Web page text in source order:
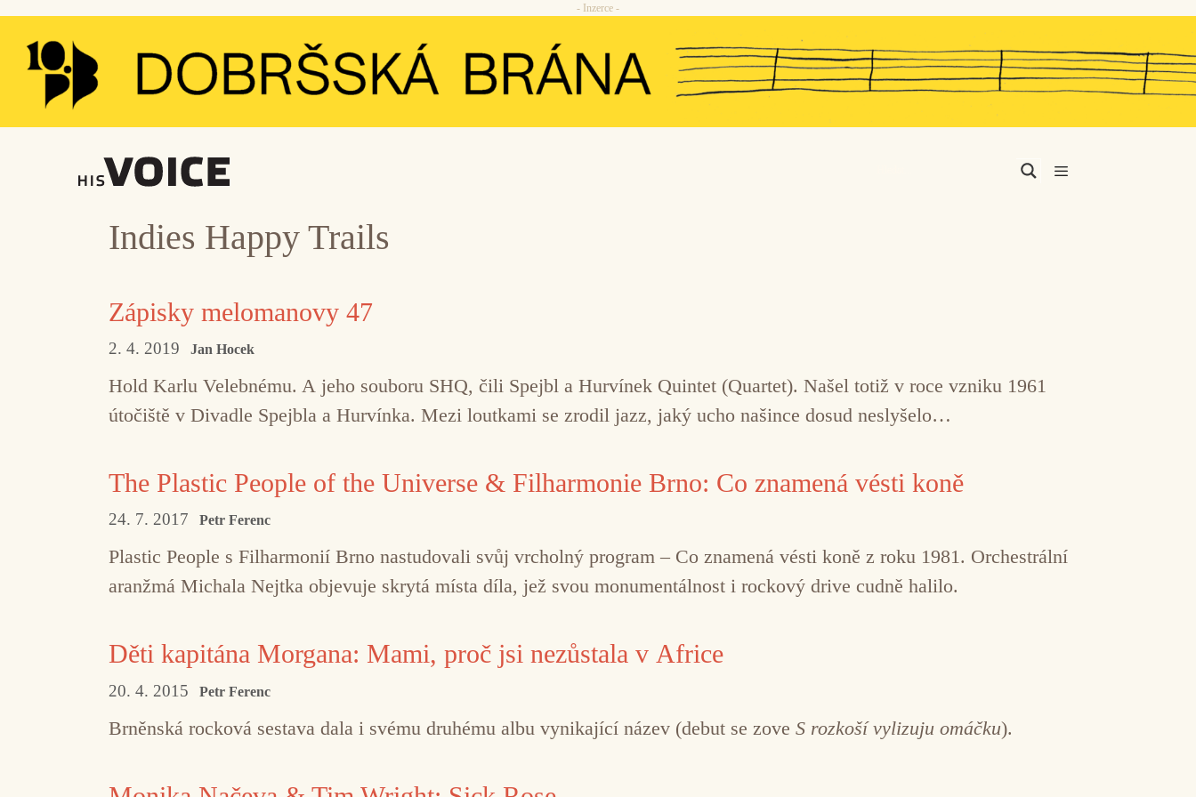
Přeskočit
obsah
- Inzerce -
Indies Happy Trails
Zápisky melomanovy 47
2. 4. 2019 Jan Hocek
Hold Karlu Velebnému. A jeho souboru SHQ, čili Spejbl a Hurvínek Quintet (Quartet). Našel totiž v roce vzniku 1961
útočiště v Divadle Spejbla a Hurvínka. Mezi loutkami se zrodil jazz, jaký ucho našince dosud neslyšelo…
The Plastic People of the Universe & Filharmonie Brno: Co znamená vésti koně
24. 7. 2017 Petr Ferenc
Plastic People s Filharmonií Brno nastudovali svůj vrcholný program – Co znamená vésti koně z roku 1981. Orchestrální
aranžmá Michala Nejtka objevuje skrytá místa díla, jež svou monumentálnost i rockový drive cudně halilo.
Děti kapitána Morgana: Mami, proč jsi nezůstala v Africe
20. 4. 2015 Petr Ferenc
Brněnská rocková sestava dala i svému druhému albu vynikající název (debut se zove S rozkoší vylizuju omáčku).